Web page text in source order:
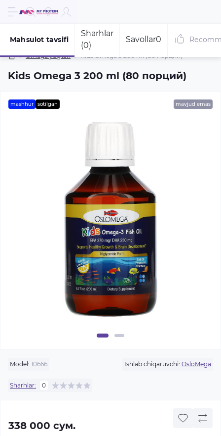
Omega yog'lari Kids Omega 3 200 ml (80 порций)
Kids Omega 3 200 ml (80 порций)
Mahsulot tavsifi
Sharhlar
(0)
Savollar0
mashhur sotilgan mavjud emas
Model: 10666 Ishlab chiqaruvchi: OsloMega
Sharhlar: 0
338 000 сум.